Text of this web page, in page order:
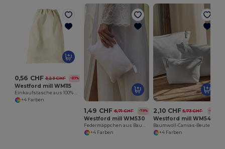
0,56 CHF 3,23 CHF -83%
Westford mill WM115
+4 Farben
1,49 CHF 6,71 CHF -78%
Westford mill WM530
+4 Farben
2,10 CHF 5,73 CHF -63%
Westford mill WM540
Baumwoll-Canvas-Beutel
+4 Farben